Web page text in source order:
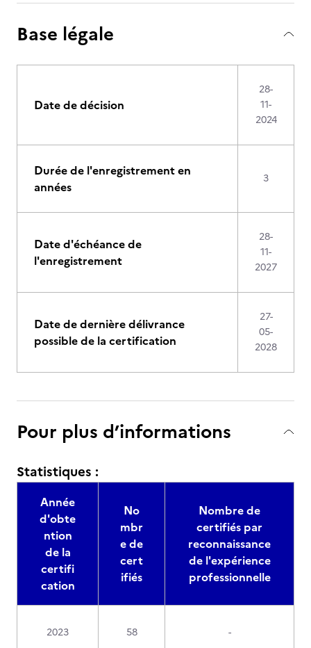
Base légale
Date de décision
28-
11-
2024
Durée de l'enregistrement en
années
3
Date d'échéance de
l'enregistrement
28-
11-
2027
Date de dernière délivrance
possible de la certification
27-
05-
2028
Pour plus d’informations
Statistiques :
Année
d'obte
ntion
de la
certifi
cation
No
mbr
e de
cert
ifiés
Nombre de
certifiés par
reconnaissance
de l'expérience
professionnelle
2023 58 -